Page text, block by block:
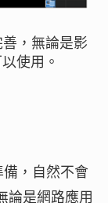
，無論是影
使用。
，自然不會
論是網路應用